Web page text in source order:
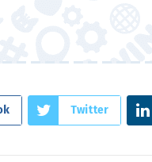
Twitter